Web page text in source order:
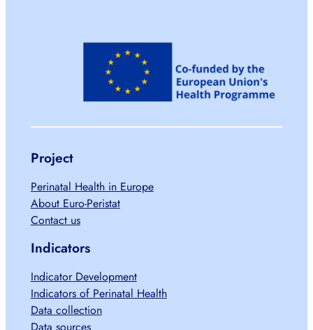
Project
Perinatal Health in Europe
About Euro-Peristat
Contact us
Indicators
Indicator Development
Indicators of Perinatal Health
Data collection
Data sources